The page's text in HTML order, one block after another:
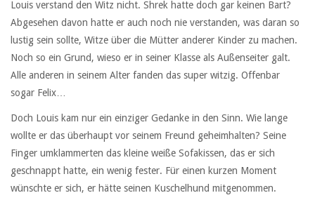
Louis verstand den Witz nicht. Shrek hatte doch gar keinen Bart?
Abgesehen davon hatte er auch noch nie verstanden, was daran so
lustig sein sollte, Witze über die Mütter anderer Kinder zu machen.
Noch so ein Grund, wieso er in seiner Klasse als Außenseiter galt.
Alle anderen in seinem Alter fanden das super witzig. Offenbar
sogar Felix…
Doch Louis kam nur ein einziger Gedanke in den Sinn. Wie lange
wollte er das überhaupt vor seinem Freund geheimhalten? Seine
Finger umklammerten das kleine weiße Sofakissen, das er sich
geschnappt hatte, ein wenig fester. Für einen kurzen Moment
wünschte er sich, er hätte seinen Kuschelhund mitgenommen.